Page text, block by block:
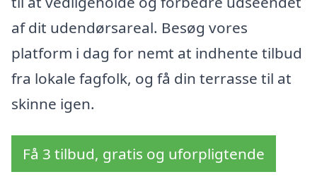
af dit udendørsareal. Besøg vores
platform i dag for nemt at indhente tilbud
fra lokale fagfolk, og få din terrasse til at
skinne igen.
Få 3 tilbud, gratis og uforpligtende